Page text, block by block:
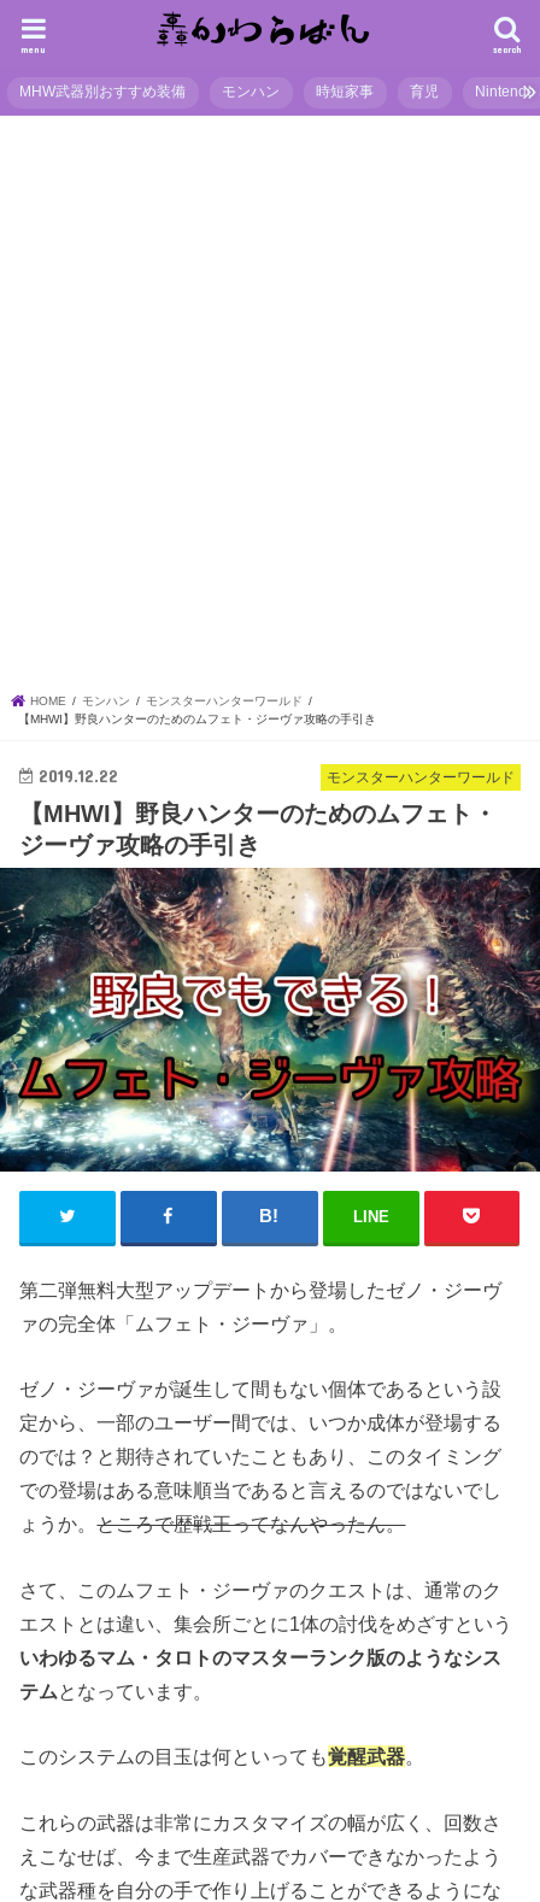
search
menu
MHW武器別おすすめ装備 モンハン 時短家事 育児 Nintendo
HOME モンハン
モンスターハンターワールド
【MHWI】野良ハンターのためのムフェト・ジーヴァ攻略の手引き
モンスターハンターワールド
2019.12.22
【MHWI】野良ハンターのためのムフェト・
ジーヴァ攻略の手引き
LINE
第二弾無料大型アップデートから登場したゼノ・ジーヴ
ァの完全体「ムフェト・ジーヴァ」。
ゼノ・ジーヴァが誕生して間もない個体であるという設
定から、一部のユーザー間では、いつか成体が登場する
のでは？と期待されていたこともあり、このタイミング
での登場はある意味順当であると言えるのではないでし
ょうか。ところで歴戦王ってなんやったん。
さて、このムフェト・ジーヴァのクエストは、通常のク
エストとは違い、集会所ごとに1体の討伐をめざすという
いわゆるマム・タロトのマスターランク版のようなシス
テムとなっています。
このシステムの目玉は何といっても覚醒武器。
これらの武器は非常にカスタマイズの幅が広く、回数さ
えこなせば、今まで生産武器でカバーできなかったよう
な武器種を自分の手で作り上げることができるようにな